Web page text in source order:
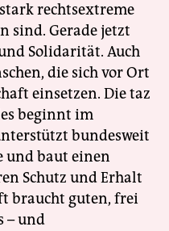
rechtsextreme
sind. Gerade jetzt
Solidarität. Auch
die sich vor Ort
einsetzen. Die taz
beginnt im
bundesweit
und baut einen
Schutz und Erhalt
braucht guten, frei
– und